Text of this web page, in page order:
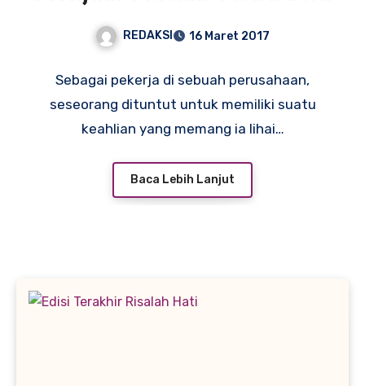
REDAKSI 16 Maret 2017
Sebagai pekerja di sebuah perusahaan,
seseorang dituntut untuk memiliki suatu
keahlian yang memang ia lihai…
Baca Lebih Lanjut